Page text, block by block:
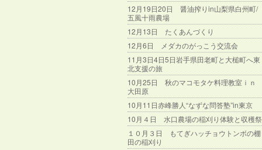
12月19日20日 醤油搾りin山梨県白州町/
五風十雨農場
12月13日 たくあんづくり
12月6日 メダカのがっこう交流会
11月3日4日5日岩手県田老町と大槌町へ東
北支援の旅
10月25日 秋のマコモタケ料理教室ｉｎ
大田原
10月11日赤峰勝人“なずな問答塾”in東京
10月４日 水口農場の稲刈り体験と収穫祭
１０月３日 もてぎハッチョウトンボの棚
田の稲刈り